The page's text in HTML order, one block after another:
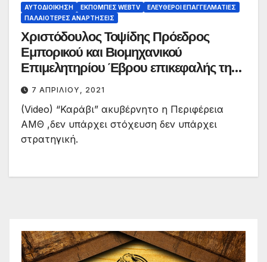
ΑΥΤΟΔΙΟΊΚΗΣΗ ΕΚΠΟΜΠΈΣ WEBTV
ΕΛΕΎΘΕΡΟΙ ΕΠΑΓΓΕΛΜΑΤΊΕΣ
ΠΑΛΑΙΟΤΕΡΕΣ ΑΝΑΡΤΗΣΕΙΣ
Χριστόδουλος Τοψίδης Πρόεδρος
Εμπορικού και Βιομηχανικού
Επιμελητηρίου Έβρου επικεφαλής της
παράταξης Περιφερειακή Σύνθεση
7 ΑΠΡΙΛΊΟΥ, 2021
(Video) “Καράβι” ακυβέρνητο η Περιφέρεια
ΑΜΘ ,δεν υπάρχει στόχευση δεν υπάρχει
στρατηγική.